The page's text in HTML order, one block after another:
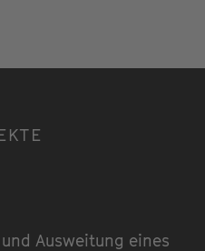
Ausweitung eines